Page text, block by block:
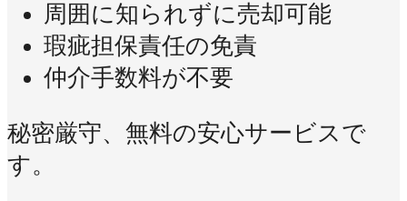
周囲に知られずに売却可能
瑕疵担保責任の免責
仲介手数料が不要
秘密厳守、無料の安心サービスで
す。